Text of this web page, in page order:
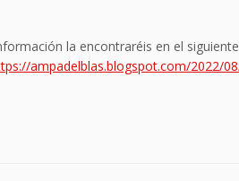
la encontraréis en el siguiente
ampadelblas.blogspot.com/2022/